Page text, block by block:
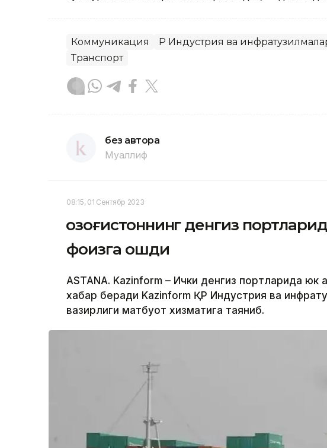
Коммуникация
ҚР Индустрия ва
Транспорт
без автора
Муаллиф
08:15, 01 Сентябр 2023
Қозоғистоннинг денгиз
фоизга ошди
ASTANA. Kazinform – Ички денгиз портларида юк
хабар беради Kazinform ҚР Индустрия ва
вазирлиги матбуот хизматига таяниб.